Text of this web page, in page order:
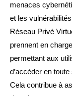
menaces
et les
Réseau Privé
prennent en
permettant aux
d’accéder en
Cela contribue à